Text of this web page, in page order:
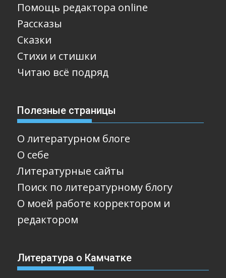
Помощь редактора online
Рассказы
Сказки
Стихи и стишки
Читаю всё подряд
Полезные страницы
О литературном блоге
О себе
Литературные сайты
Поиск по литературному блогу
О моей работе корректором и
редактором
Литература о Камчатке